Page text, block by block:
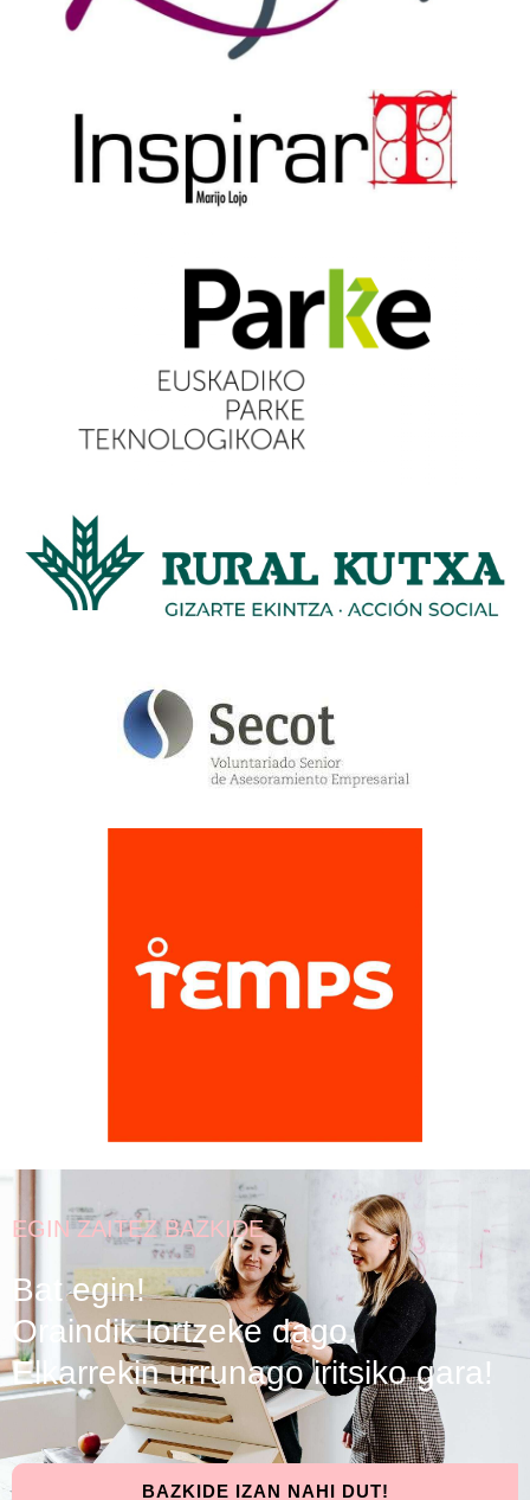
EGIN ZAITEZ BAZKIDE
Bat egin!
Oraindik lortzeke dago.
Elkarrekin urrunago iritsiko gara!
BAZKIDE IZAN NAHI DUT!